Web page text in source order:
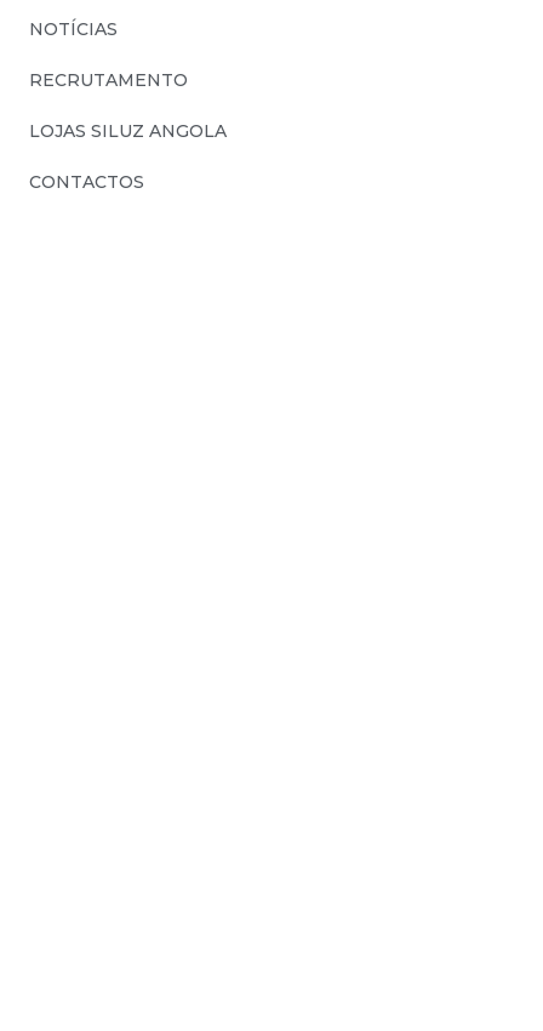
NOTÍCIAS
RECRUTAMENTO
LOJAS SILUZ ANGOLA
CONTACTOS